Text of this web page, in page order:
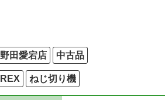
野田愛宕店 中古品
REX ねじ切り機